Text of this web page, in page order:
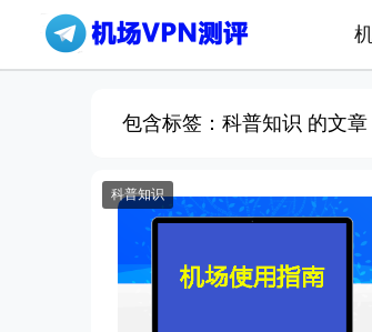
包含标签：科普知识 的文章
科普知识